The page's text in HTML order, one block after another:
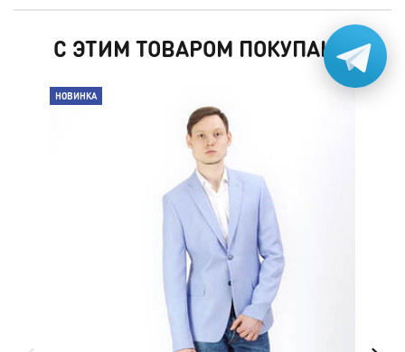
С ЭТИМ ТОВАРОМ ПОКУПАЮТ
НОВИНКА